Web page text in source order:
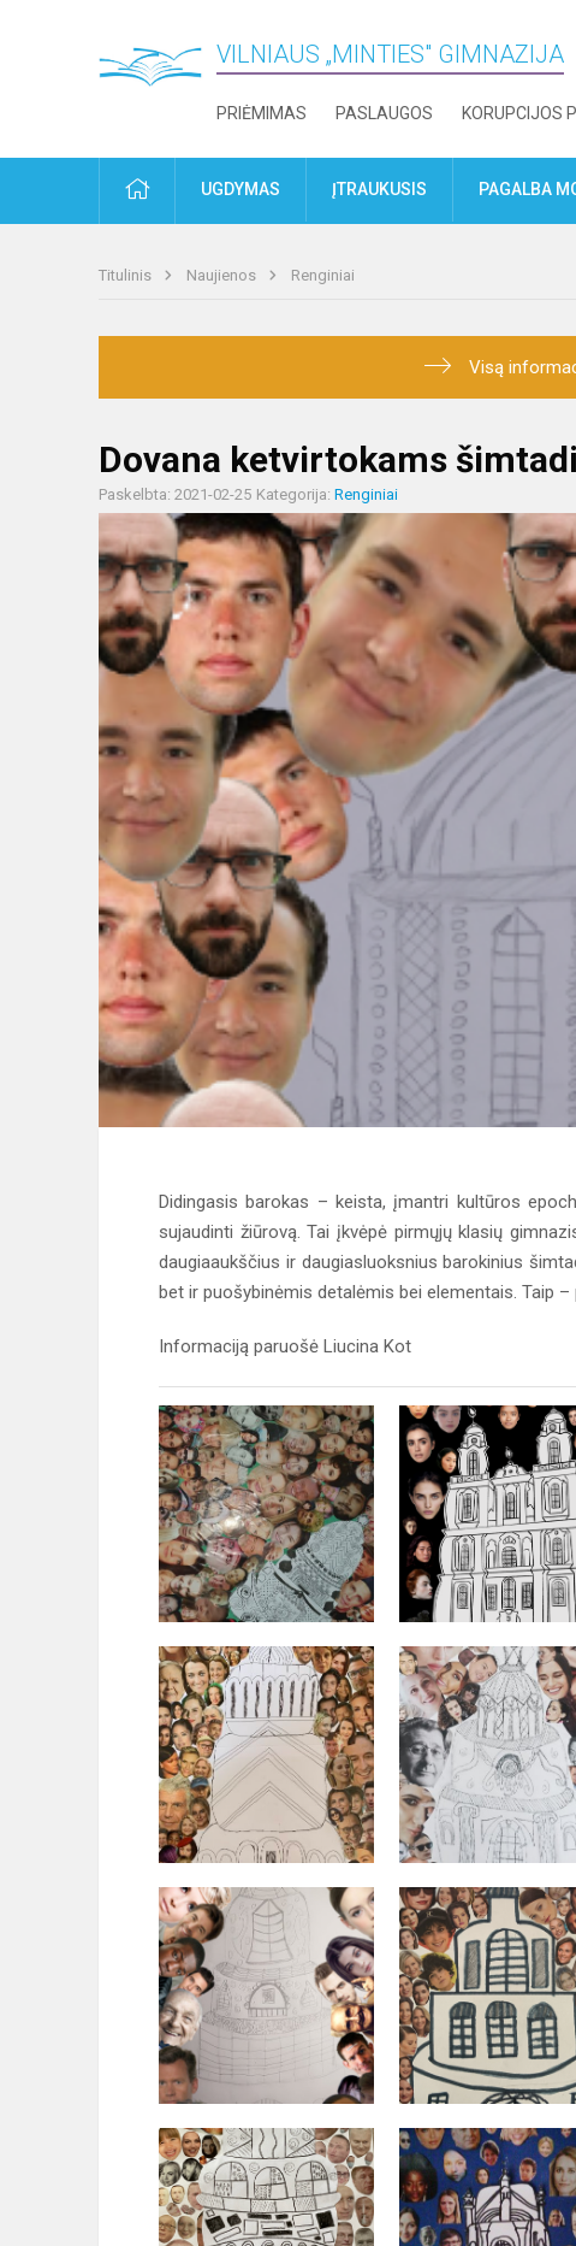
VILNIAUS „MINTIES" GIMNAZIJA
PRIĖMIMAS PASLAUGOS KORUPCIJOS
PRADŽIAUGDYMAS ĮTRAUKUSIS PAGALBA
Titulinis Naujienos Renginiai
Visą
Dovana ketvirtokams
Paskelbta: 2021-02-25 Kategorija: Renginiai
Didingasis barokas – keista, įmantri kultūros
sujaudinti žiūrovą. Tai įkvėpė pirmųjų klasių
daugiaaukščius ir daugiasluoksnius barokinius
bet ir puošybinėmis detalėmis bei elementais. Taip
Informaciją paruošė Liucina Kot